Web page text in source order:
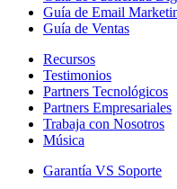
Guía de Email
Guía de Ventas
Recursos
Testimonios
Partners Tecnológicos
Partners Empresariales
Trabaja con Nosotros
Música
Garantía VS Soporte